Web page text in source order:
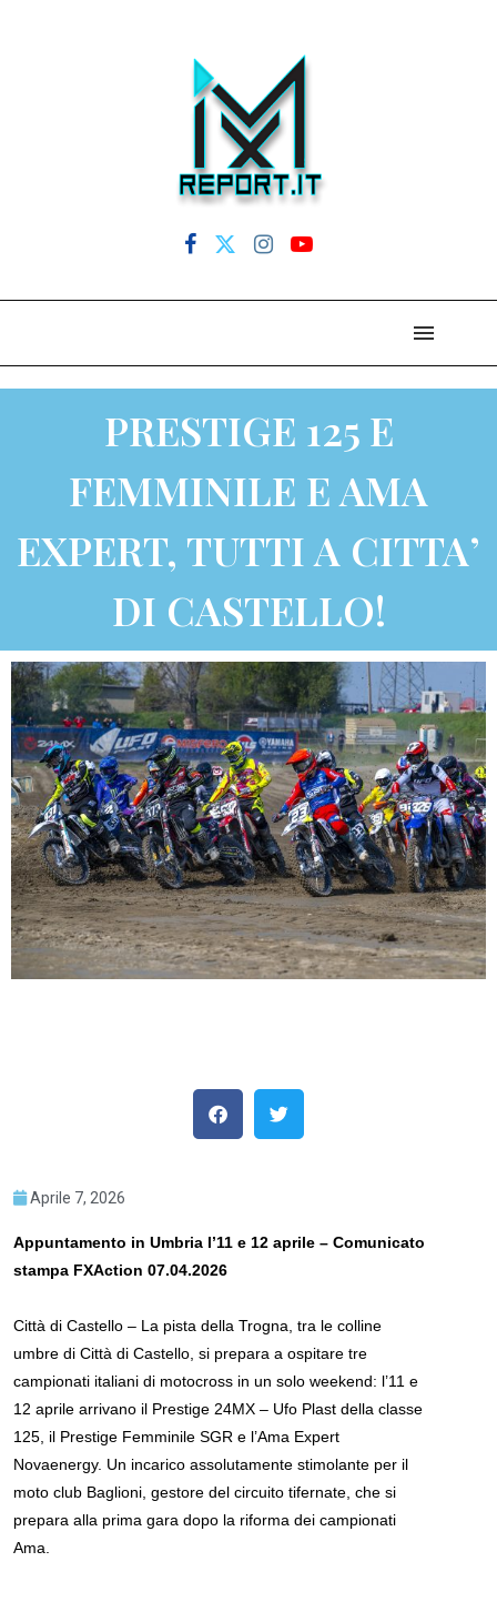
PRESTIGE 125 E
FEMMINILE E AMA
EXPERT, TUTTI A CITTA’
DI CASTELLO!
Aprile 7, 2026
Appuntamento in Umbria l’11 e 12 aprile – Comunicato
stampa FXAction 07.04.2026
Città di Castello – La pista della Trogna, tra le colline
umbre di Città di Castello, si prepara a ospitare tre
campionati italiani di motocross in un solo weekend: l’11 e
12 aprile arrivano il Prestige 24MX – Ufo Plast della classe
125, il Prestige Femminile SGR e l’Ama Expert
Novaenergy. Un incarico assolutamente stimolante per il
moto club Baglioni, gestore del circuito tifernate, che si
prepara alla prima gara dopo la riforma dei campionati
Ama.